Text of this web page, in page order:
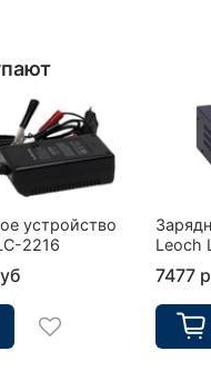
устройство
2216
Leoch
7477